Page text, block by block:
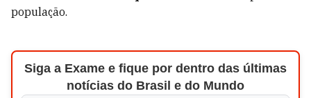
população.
Siga a Exame e fique por dentro das últimas
notícias do Brasil e do Mundo